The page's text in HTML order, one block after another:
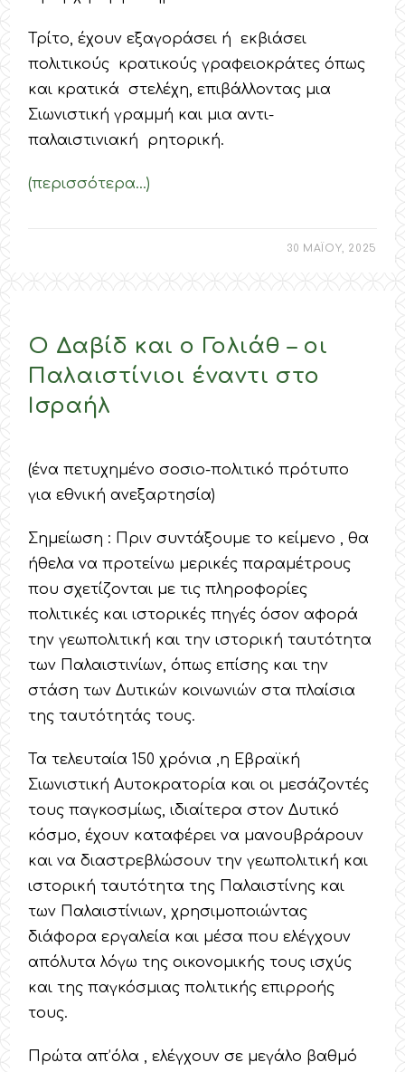
Τρίτο, έχουν εξαγοράσει ή εκβιάσει
πολιτικούς κρατικούς γραφειοκράτες όπως
και κρατικά στελέχη, επιβάλλοντας μια
Σιωνιστική γραμμή και μια αντι-
παλαιστινιακή ρητορική.
(περισσότερα…)
30 ΜΑΪΟΥ, 2025
Ο Δαβίδ και ο Γολιάθ – οι
Παλαιστίνιοι έναντι στο
Ισραήλ
(ένα πετυχημένο σοσιο-πολιτικό πρότυπο
για εθνική ανεξαρτησία)
Σημείωση : Πριν συντάξουμε το κείμενο , θα
ήθελα να προτείνω μερικές παραμέτρους
που σχετίζονται με τις πληροφορίες
πολιτικές και ιστορικές πηγές όσον αφορά
την γεωπολιτική και την ιστορική ταυτότητα
των Παλαιστινίων, όπως επίσης και την
στάση των Δυτικών κοινωνιών στα πλαίσια
της ταυτότητάς τους.
Τα τελευταία 150 χρόνια ,η Εβραϊκή
Σιωνιστική Αυτοκρατορία και οι μεσάζοντές
τους παγκοσμίως, ιδιαίτερα στον Δυτικό
κόσμο, έχουν καταφέρει να μανουβράρουν
και να διαστρεβλώσουν την γεωπολιτική και
ιστορική ταυτότητα της Παλαιστίνης και
των Παλαιστίνιων, χρησιμοποιώντας
διάφορα εργαλεία και μέσα που ελέγχουν
απόλυτα λόγω της οικονομικής τους ισχύς
και της παγκόσμιας πολιτικής επιρροής
τους.
Πρώτα απ’όλα , ελέγχουν σε μεγάλο βαθμό